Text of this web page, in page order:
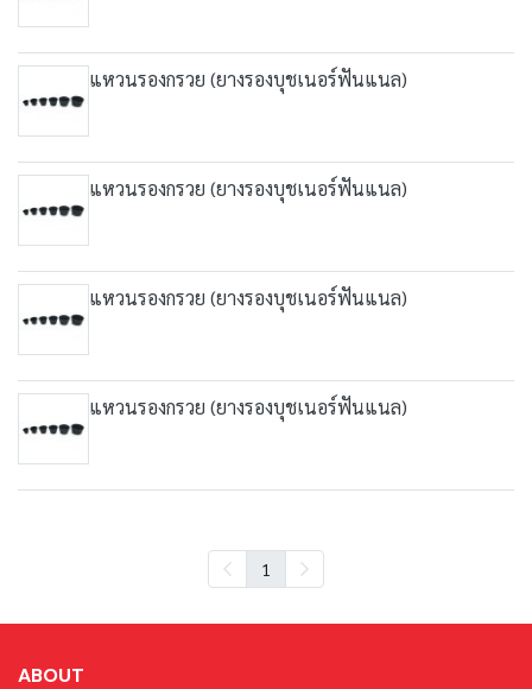
แหวนรองกรวย (ยางรองบุชเนอร์ฟันแนล)
แหวนรองกรวย (ยางรองบุชเนอร์ฟันแนล)
แหวนรองกรวย (ยางรองบุชเนอร์ฟันแนล)
แหวนรองกรวย (ยางรองบุชเนอร์ฟันแนล)
1
ABOUT